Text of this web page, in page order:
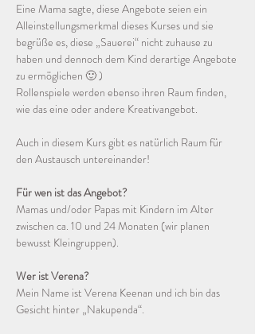
Eine Mama sagte, diese Angebote seien ein
Alleinstellungsmerkmal dieses Kurses und sie
begrüße es, diese „Sauerei“ nicht zuhause zu
haben und dennoch dem Kind derartige Angebote
zu ermöglichen 🙂 )
Rollenspiele werden ebenso ihren Raum finden,
wie das eine oder andere Kreativangebot.
Auch in diesem Kurs gibt es natürlich Raum für
den Austausch untereinander!
Für wen ist das Angebot?
Mamas und/oder Papas mit Kindern im Alter
zwischen ca. 10 und 24 Monaten (wir planen
bewusst Kleingruppen).
Wer ist Verena?
Mein Name ist Verena Keenan und ich bin das
Gesicht hinter „Nakupenda“.